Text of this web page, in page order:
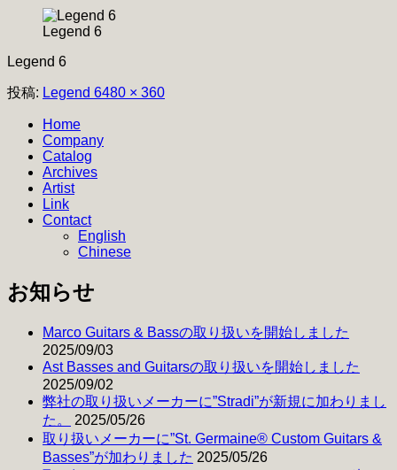
Legend 6
Legend 6
投稿: Legend 6フ
イ
480 × 360
Home
Company
Catalog
Archives
Artist
Link
Contact
English
Chinese
お知らせ
Marco Guitars & Bassの取り扱いを開始しました
2025/09/03
Ast Basses and Guitarsの取り扱いを開始しました
2025/09/02
弊社の取り扱いメーカーに”Stradi”が新規に加わりまし
た。
2025/05/26
取り扱いメーカーに”St. Germaine® Custom Guitars &
Basses”が加わりました 2025/05/26